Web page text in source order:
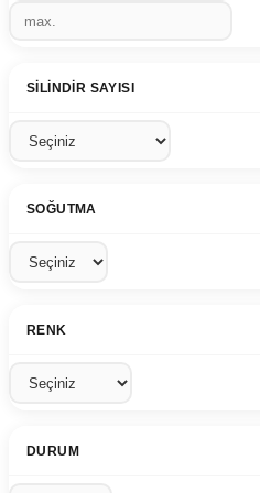
SILINDIR SAYISI
SOĞUTMA
RENK
DURUM